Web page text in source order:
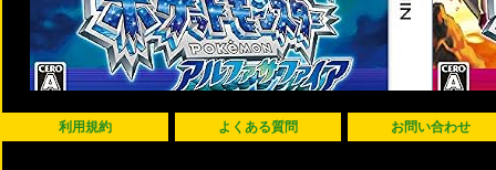
利用規約 よくある質問 お問い合わせ